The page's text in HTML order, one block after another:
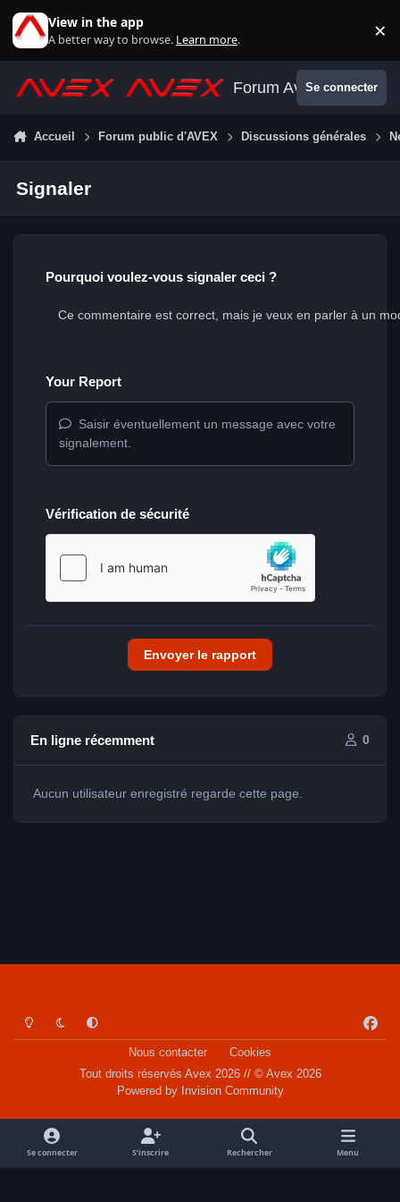
View in the app
A better way to browse. Learn more. ×
Forum AvexSe connecter
Accueil Forum public d'AVEX Discussions générales
Signaler
Pourquoi voulez-vous signaler ceci ?
Your Report
Saisir éventuellement un message avec votre
signalement.
Vérification de sécurité
Envoyer le rapport
En ligne récemment 0
Aucun utilisateur enregistré regarde cette page.
Light ModeDark ModeSystem Preference
a
o
k
Nous contacter
Cookies
Tout droits réservés Avex 2026 // © Avex 2026
Powered by Invision Community
Se connecter S’inscrire Rechercher Menu